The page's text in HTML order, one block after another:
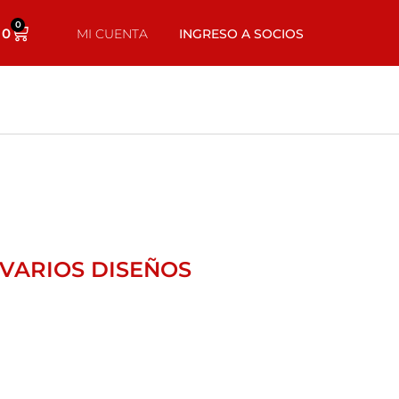
0
MI CUENTA INGRESO A SOCIOS
DISEÑOS